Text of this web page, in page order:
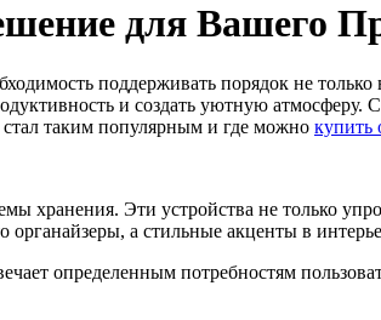
для Вашего
поддерживать порядок не
и создать уютную
стал таким популярным и где можно купить
хранения. Эти устройства не только
а стильные акценты в
определенным потребностям